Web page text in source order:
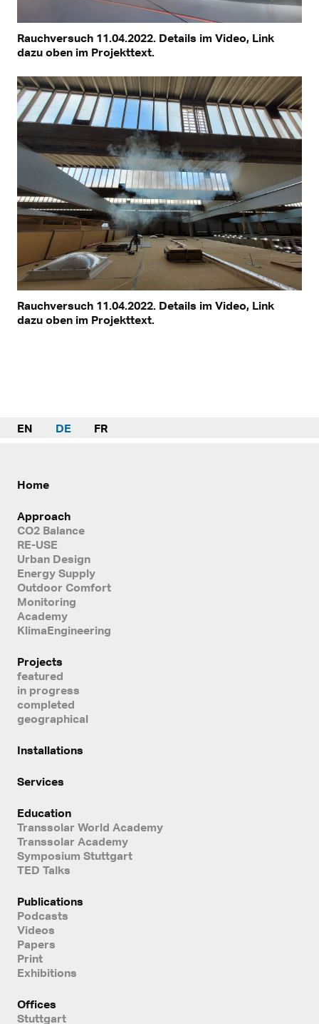
Rauchversuch 11.04.2022. Details im Video, Link
dazu oben im Projekttext.
Rauchversuch 11.04.2022. Details im Video, Link
dazu oben im Projekttext.
EN DE FR
Home
Approach
CO2 Balance
RE-USE
Urban Design
Energy Supply
Outdoor Comfort
Monitoring
Academy
KlimaEngineering
Projects
featured
in progress
completed
geographical
Installations
Services
Education
Transsolar World Academy
Transsolar Academy
Symposium Stuttgart
TED Talks
Publications
Podcasts
Videos
Papers
Print
Exhibitions
Offices
Stuttgart